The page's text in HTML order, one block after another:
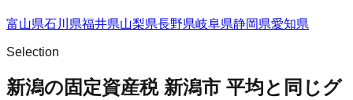
富山県石川県福井県山梨県長野県岐阜県静岡県愛知県
Selection
新潟の固定資産税 新潟市 平均と同じグ